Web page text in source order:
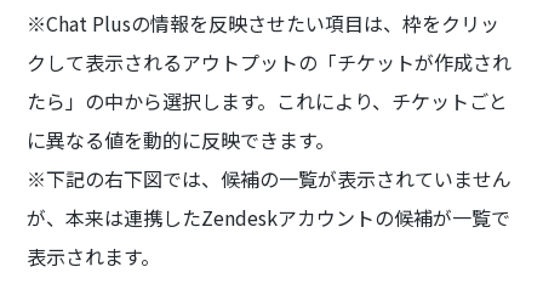
※Chat Plusの情報を反映させたい項目は、枠をクリッ
クして表示されるアウトプットの「チケットが作成され
たら」の中から選択します。これにより、チケットごと
に異なる値を動的に反映できます。
※下記の右下図では、候補の一覧が表示されていません
が、本来は連携したZendeskアカウントの候補が一覧で
表示されます。